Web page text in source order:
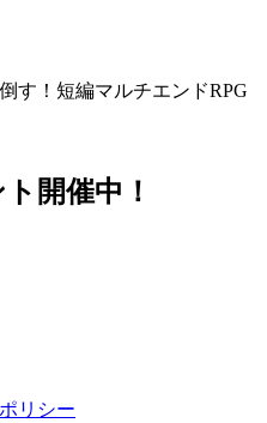
す！短編マルチエンドRPG
開催中！
リシー